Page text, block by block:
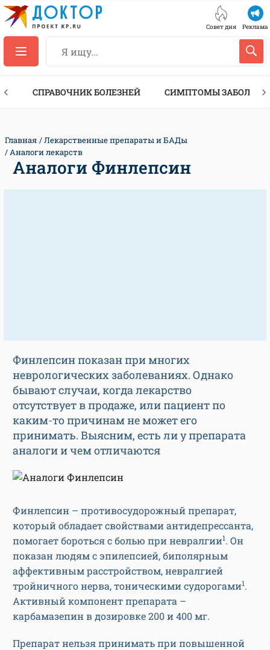
Совет дня Реклама
СПРАВОЧНИК БОЛЕЗНЕЙ СИМПТОМЫ
Главная
Лекарственные препараты и БАДы
Аналоги лекарств
Аналоги Финлепсин
Финлепсин показан при многих
неврологических заболеваниях. Однако
бывают случаи, когда лекарство
отсутствует в продаже, или пациент по
каким-то причинам не может его
принимать. Выясним, есть ли у препарата
аналоги и чем отличаются
Финлепсин – противосудорожный препарат,
который обладает свойствами антидепрессанта,
помогает бороться с болью при невралгии1. Он
показан людям с эпилепсией, биполярным
аффективным расстройством, невралгией
тройничного нерва, тоническими судорогами1.
Активный компонент препарата –
карбамазепин в дозировке 200 и 400 мг.
Препарат нельзя принимать при повышенной